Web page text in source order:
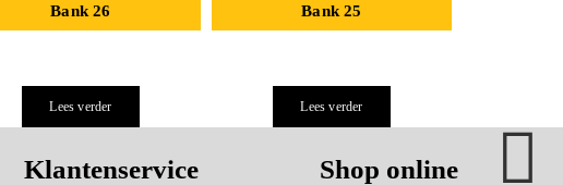
Bank 26
Lees verder
Bank 25
Lees verder
Klantenservice Shop online